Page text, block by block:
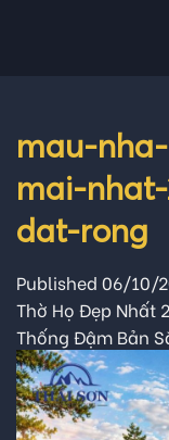
mau-
mai-
dat-rong
Published 06/10/
Thờ Họ Đẹp Nhất
Thống Đậm Bản